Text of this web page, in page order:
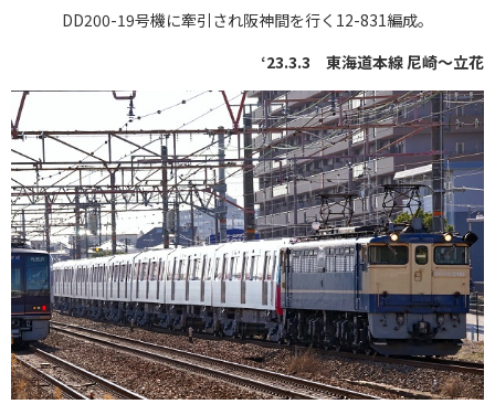
DD200-19号機に牽引され阪神間を行く12-831編成。
‘23.3.3 東海道本線 尼崎～立花